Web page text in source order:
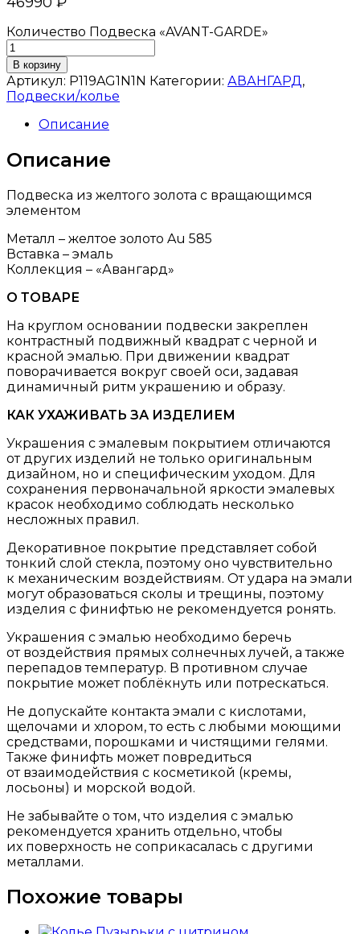
Количество Подвеска «AVANT-GARDE»
В корзину
Артикул: P119AG1N1N Категории: АВАНГАРД ,
Подвески/колье
Описание
Описание
Подвеска из желтого золота с вращающимся
элементом
Металл – желтое золото Au 585
Вставка – эмаль
Коллекция – «Авангард»
О ТОВАРЕ
На круглом основании подвески закреплен
контрастный подвижный квадрат с черной и
красной эмалью. При движении квадрат
поворачивается вокруг своей оси, задавая
динамичный ритм украшению и образу.
КАК УХАЖИВАТЬ ЗА ИЗДЕЛИЕМ
Украшения с эмалевым покрытием отличаются
от других изделий не только оригинальным
дизайном, но и специфическим уходом. Для
сохранения первоначальной яркости эмалевых
красок необходимо соблюдать несколько
несложных правил.
Декоративное покрытие представляет собой
тонкий слой стекла, поэтому оно чувствительно
к механическим воздействиям. От удара на эмали
могут образоваться сколы и трещины, поэтому
изделия с финифтью не рекомендуется ронять.
Украшения с эмалью необходимо беречь
от воздействия прямых солнечных лучей, а также
перепадов температур. В противном случае
покрытие может поблёкнуть или потрескаться.
Не допускайте контакта эмали с кислотами,
щелочами и хлором, то есть с любыми моющими
средствами, порошками и чистящими гелями.
Также финифть может повредиться
от взаимодействия с косметикой (кремы,
лосьоны) и морской водой.
Не забывайте о том, что изделия с эмалью
рекомендуется хранить отдельно, чтобы
их поверхность не соприкасалась с другими
металлами.
Похожие товары